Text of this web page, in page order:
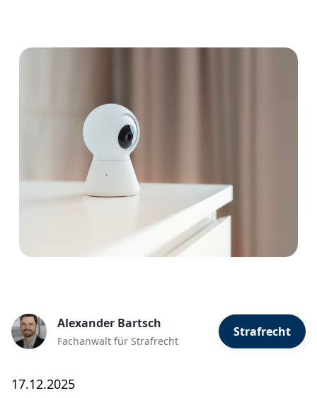
Alexander Bartsch
Fachanwalt für Strafrecht
Strafrecht
17.12.2025